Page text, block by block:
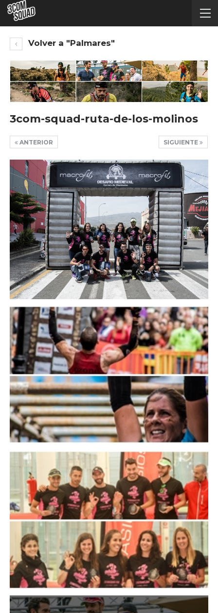
Volver a "Palmares"
3com-squad-ruta-de-los-molinos
SIGUIENTE
ANTERIOR